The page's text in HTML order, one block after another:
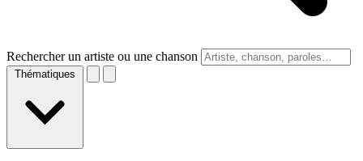
Rechercher un artiste ou une chanson
Thématiques